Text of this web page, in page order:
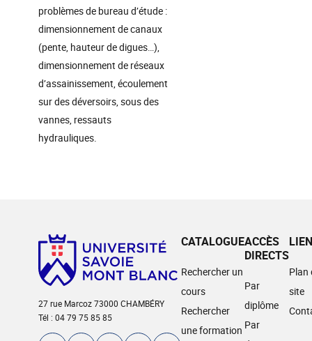
problèmes de bureau d’étude :
dimensionnement de canaux
(pente, hauteur de digues…),
dimensionnement de réseaux
d’assainissement, écoulement
sur des déversoirs, sous des
vannes, ressauts
hydrauliques.
27 rue Marcoz 73000 CHAMBÉRY
Tél : 04 79 75 85 85
CATALOGUE
Rechercher un
cours
Rechercher
une formation
ACCÈS
DIRECTS
Par
diplôme
Par
Plan
site